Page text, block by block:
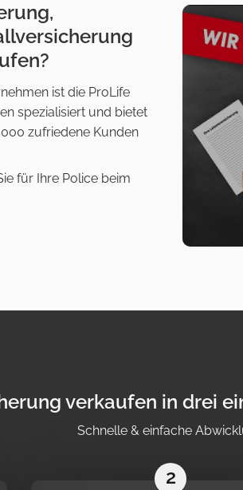
ist die ProLife
spezialisiert und bietet
zufriedene Kunden
für Ihre Police beim
verkaufen in drei
Schnelle & einfache
2